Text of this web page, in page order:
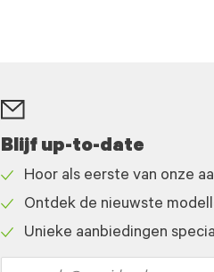
Blijf up-to-date
icon
Hoor als eerste van onze
icon
Ontdek de nieuwste
Unieke aanbiedingen